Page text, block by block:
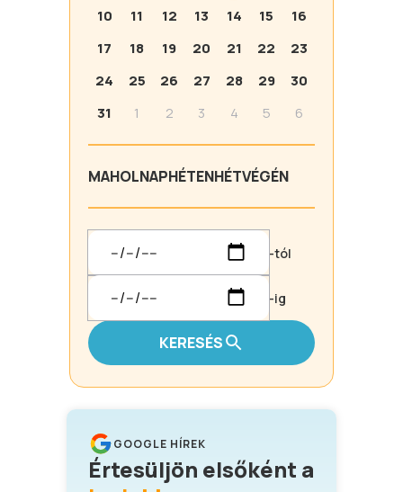
10
11 12 13 14 15
16
17
18 19 20 21 22
23
24
25 26 27 28 29
30
31
1 2 3 4 5 6
MAHOLNAPHÉTENHÉTVÉGÉN
-tól
-ig
KERESÉS
GOOGLE HÍREK
Értesüljön elsőként a